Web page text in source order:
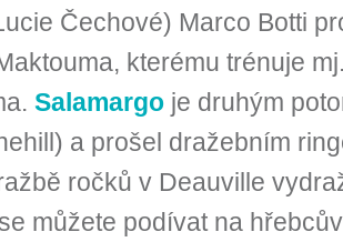
Čechové) Marco Botti
kterému trénuje
Salamargo je druhým
a prošel dražebním
ročků v Deauville
se můžete podívat na